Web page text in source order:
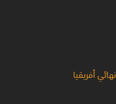
أفريقيا